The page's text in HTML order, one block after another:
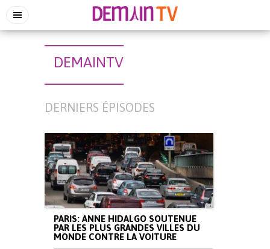
DEMAINTV
DERNIERS ÉPISODES
PARIS: ANNE HIDALGO SOUTENUE
PAR LES PLUS GRANDES VILLES DU
MONDE CONTRE LA VOITURE